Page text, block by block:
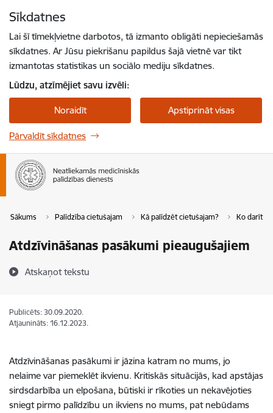
Sīkdatnes
Lai šī tīmekļvietne darbotos, tā izmanto obligāti nepieciešamās
sīkdatnes. Ar Jūsu piekrišanu papildus šajā vietnē var tikt
izmantotas statistikas un sociālo mediju sīkdatnes.
Lūdzu, atzīmējiet savu izvēli:
Noraidīt Apstiprināt visas
Pārvaldīt sīkdatnes
Sākums Palīdzība cietušajam Kā palīdzēt cietušajam? Ko darīt
Atdzīvināšanas pasākumi pieaugušajiem
Atskaņot tekstu
Publicēts: 30.09.2020.
Atjaunināts: 16.12.2023.
Atdzīvināšanas pasākumi ir jāzina katram no mums, jo
nelaime var piemeklēt ikvienu. Kritiskās situācijās, kad apstājas
sirdsdarbība un elpošana, būtiski ir rīkoties un nekavējoties
sniegt pirmo palīdzību un ikviens no mums, pat nebūdams